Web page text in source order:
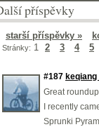
příspěvky
starší příspěvky »
Stránky: 1 2 3 4 5
#187 keqiang
Great
I recently
Sprunki